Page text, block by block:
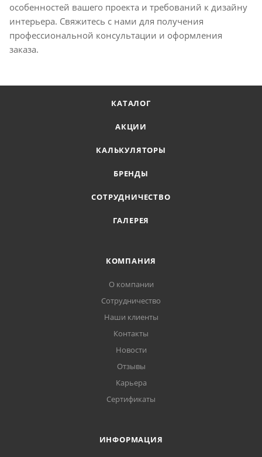
особенностей вашего проекта и требований к дизайну
интерьера. Свяжитесь с нами для получения
профессиональной консультации и оформления
заказа.
КАТАЛОГ
АКЦИИ
КАЛЬКУЛЯТОРЫ
БРЕНДЫ
СОТРУДНИЧЕСТВО
ГАЛЕРЕЯ
КОМПАНИЯ
О компании
Сотрудничество
Наши клиенты
Контакты
Новости
Отзывы
Карьера
Сертификаты
ИНФОРМАЦИЯ